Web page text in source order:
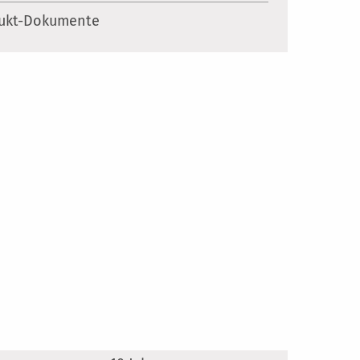
Dokumente